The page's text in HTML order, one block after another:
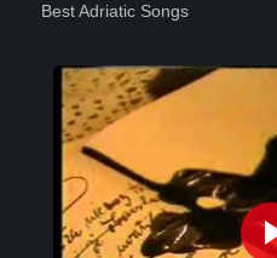
Best Adriatic Songs